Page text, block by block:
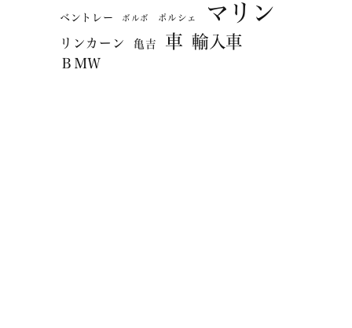
ベントレー ボルボ ポルシェ マリン
リンカーン 亀吉 車 輸入車
ＢＭＷ